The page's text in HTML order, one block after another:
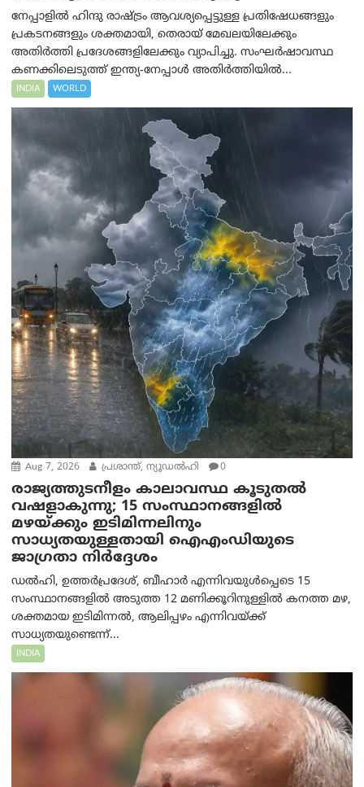
നേപ്പാളിൽ ഹിന്ദു രാഷ്ട്രം ആവശ്യപ്പെട്ടുള്ള പ്രതിഷേധങ്ങളും
പ്രകടനങ്ങളും ശക്തമായി, തെരായ് മേഖലയിലേക്കും
അതിർത്തി പ്രദേശങ്ങളിലേക്കും വ്യാപിച്ചു. സംഘർഷാവസ്ഥ
കണക്കിലെടുത്ത് ഇന്ത്യ-നേപ്പാൾ അതിർത്തിയിൽ...
INDIA WORLD
Aug 7, 2026 പ്രശാന്ത്, ന്യൂഡല്‍ഹി 0
രാജ്യത്തുടനീളം കാലാവസ്ഥ കൂടുതൽ
വഷളാകുന്നു; 15 സംസ്ഥാനങ്ങളിൽ
മഴയ്ക്കും ഇടിമിന്നലിനും
സാധ്യതയുള്ളതായി ഐഎംഡിയുടെ
ജാഗ്രതാ നിർദ്ദേശം
ഡൽഹി, ഉത്തർപ്രദേശ്, ബീഹാർ എന്നിവയുൾപ്പെടെ 15
സംസ്ഥാനങ്ങളിൽ അടുത്ത 12 മണിക്കൂറിനുള്ളിൽ കനത്ത മഴ,
ശക്തമായ ഇടിമിന്നൽ, ആലിപ്പഴം എന്നിവയ്ക്ക്
സാധ്യതയുണ്ടെന്ന്...
INDIA